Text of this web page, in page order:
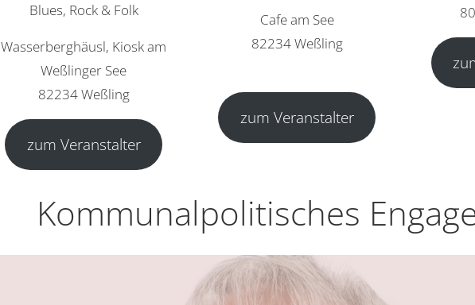
Blues, Rock & Folk
Wasserberghäusl, Kiosk am
Weßlinger See
82234 Weßling
zum Veranstalter
Cafe am See
82234 Weßling
zum Veranstalter
Kommunalpolitisches